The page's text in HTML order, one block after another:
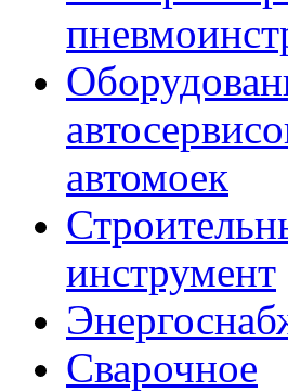
автомоек
инструмент
Сварочное